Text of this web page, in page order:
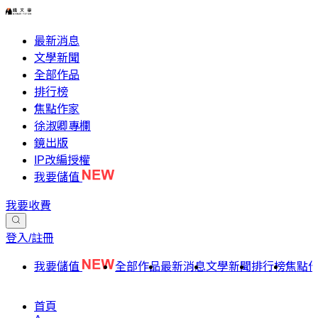
最新消息
文學新聞
全部作品
排行榜
焦點作家
徐淑卿專欄
鏡出版
IP改編授權
我要儲值
我要收費
登入/註冊
我要儲值 全部作品最新消息文學新聞排行榜焦點
首頁